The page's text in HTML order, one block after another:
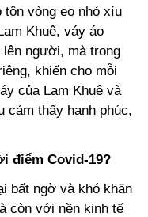
vòng eo nhỏ xíu
Khuê, váy áo
lên người, mà trong
khiến cho mỗi
của Lam Khuê và
cảm thấy hạnh phúc,
điểm Covid-19?
bất ngờ và khó khăn
còn với nền kinh tế